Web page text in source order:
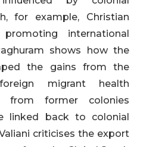
for example, Christian
promoting international
shows how the
the gains from the
migrant health
from former colonies
linked back to colonial
criticises the export